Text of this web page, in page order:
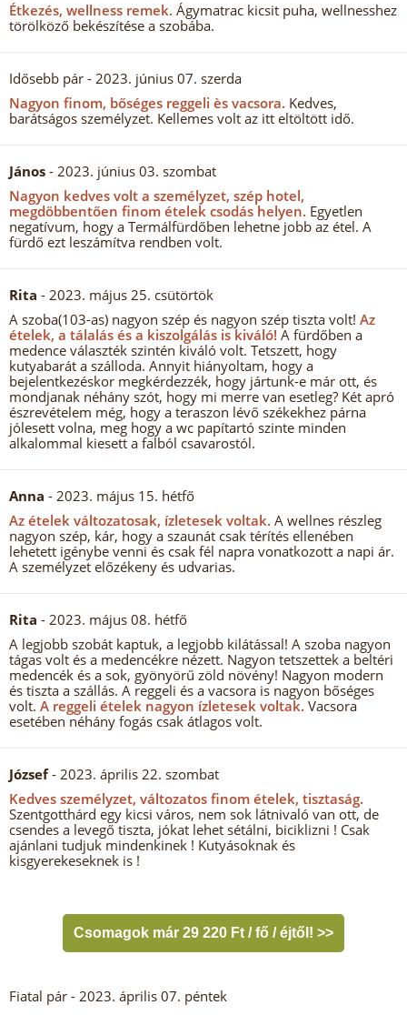
Étkezés, wellness remek. Ágymatrac kicsit puha, wellnesshez
törölköző bekészítése a szobába.
Idősebb pár - 2023. június 07. szerda
Nagyon finom, bőséges reggeli ès vacsora. Kedves,
barátságos személyzet. Kellemes volt az itt eltöltött idő.
János - 2023. június 03. szombat
Nagyon kedves volt a személyzet, szép hotel,
megdöbbentően finom ételek csodás helyen. Egyetlen
negatívum, hogy a Termálfürdőben lehetne jobb az étel. A
fürdő ezt leszámítva rendben volt.
Rita - 2023. május 25. csütörtök
A szoba(103-as) nagyon szép és nagyon szép tiszta volt! Az
ételek, a tálalás és a kiszolgálás is kiváló! A fürdőben a
medence választék szintén kiváló volt. Tetszett, hogy
kutyabarát a szálloda. Annyit hiányoltam, hogy a
bejelentkezéskor megkérdezzék, hogy jártunk-e már ott, és
mondjanak néhány szót, hogy mi merre van esetleg? Két apró
észrevételem még, hogy a teraszon lévő székekhez párna
jólesett volna, meg hogy a wc papítartó szinte minden
alkalommal kiesett a falból csavarostól.
Anna - 2023. május 15. hétfő
Az ételek változatosak, ízletesek voltak. A wellnes részleg
nagyon szép, kár, hogy a szaunát csak térítés ellenében
lehetett igénybe venni és csak fél napra vonatkozott a napi ár.
A személyzet előzékeny és udvarias.
Rita - 2023. május 08. hétfő
A legjobb szobát kaptuk, a legjobb kilátással! A szoba nagyon
tágas volt és a medencékre nézett. Nagyon tetszettek a beltéri
medencék és a sok, gyönyörű zöld növény! Nagyon modern
és tiszta a szállás. A reggeli és a vacsora is nagyon bőséges
volt. A reggeli ételek nagyon ízletesek voltak. Vacsora
esetében néhány fogás csak átlagos volt.
József- 2023. április 22. szombat
Kedves személyzet, változatos finom ételek, tisztaság.
Szentgotthárd egy kicsi város, nem sok látnivaló van ott, de
csendes a levegő tiszta, jókat lehet sétálni, biciklizni ! Csak
ajánlani tudjuk mindenkinek ! Kutyásoknak és
kisgyerekeseknek is !
Csomagok már 29 220 Ft / fő / éjtől! >>
Fiatal pár - 2023. április 07. péntek